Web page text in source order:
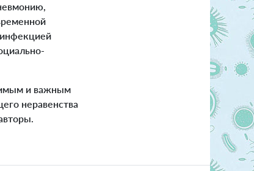
и важным
неравенства